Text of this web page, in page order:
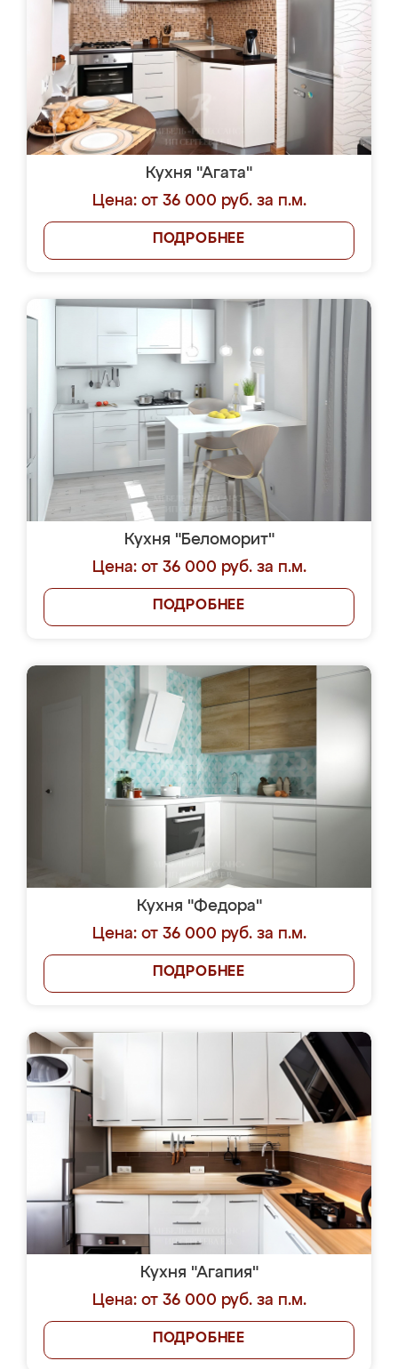
Кухня "Агата"
Цена: от 36 000 руб. за п.м.
ПОДРОБНЕЕ
Кухня "Беломорит"
Цена: от 36 000 руб. за п.м.
ПОДРОБНЕЕ
Кухня "Федора"
Цена: от 36 000 руб. за п.м.
ПОДРОБНЕЕ
Кухня "Агапия"
Цена: от 36 000 руб. за п.м.
ПОДРОБНЕЕ